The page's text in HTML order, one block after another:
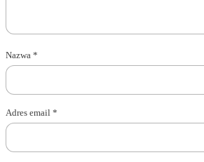
Nazwa *
Adres email *